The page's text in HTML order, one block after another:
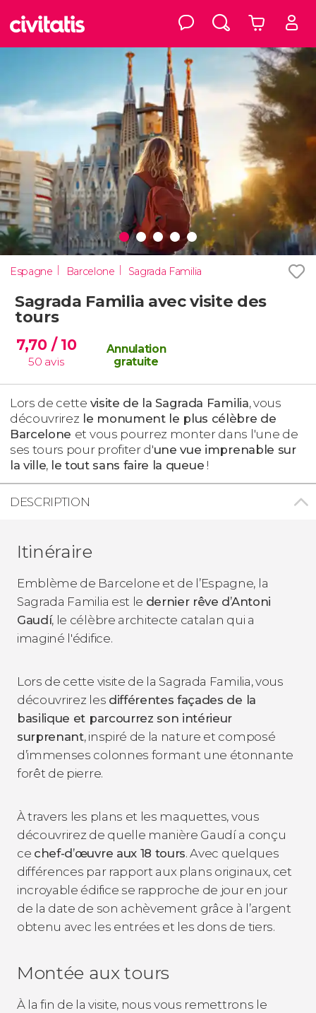
Espagne Barcelone Sagrada Familia
Sagrada Familia avec visite des
tours
7,70 / 10
50 avis
Annulation
gratuite
Lors de cette visite de la Sagrada Familia, vous
découvrirez le monument le plus célèbre de
Barcelone et vous pourrez monter dans l'une de
ses tours pour profiter d'une vue imprenable sur
la ville, le tout sans faire la queue !
DESCRIPTION
Itinéraire
Emblème de Barcelone et de l’Espagne, la
Sagrada Familia est le dernier rêve d’Antoni
Gaudí, le célèbre architecte catalan qui a
imaginé l'édifice.
Lors de cette visite de la Sagrada Familia, vous
découvrirez les différentes façades de la
basilique et parcourrez son intérieur
surprenant, inspiré de la nature et composé
d’immenses colonnes formant une étonnante
forêt de pierre.
À travers les plans et les maquettes, vous
découvrirez de quelle manière Gaudí a conçu
ce chef-d’œuvre aux 18 tours. Avec quelques
différences par rapport aux plans originaux, cet
incroyable édifice se rapproche de jour en jour
de la date de son achèvement grâce à l’argent
obtenu avec les entrées et les dons de tiers.
Montée aux tours
À la fin de la visite, nous vous remettrons le